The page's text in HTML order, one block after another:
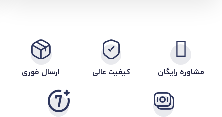
مشاوره رایگان کیفیت عالی ارسال فوری